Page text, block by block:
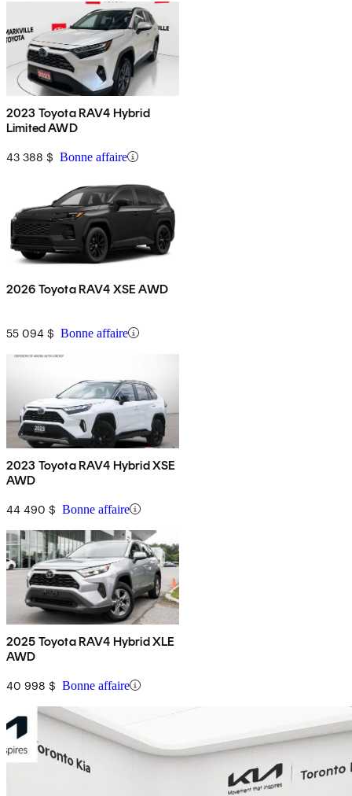
2023 Toyota RAV4 Hybrid
Limited AWD
43 388 $ Bonne affaire
2026 Toyota RAV4 XSE AWD
55 094 $ Bonne affaire
2023 Toyota RAV4 Hybrid XSE
AWD
44 490 $ Bonne affaire
2025 Toyota RAV4 Hybrid XLE
AWD
40 998 $ Bonne affaire